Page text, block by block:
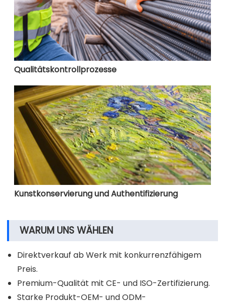
Qualitätskontrollprozesse
Kunstkonservierung und Authentifizierung
WARUM UNS WÄHLEN
Direktverkauf ab Werk mit konkurrenzfähigem
Preis.
Premium-Qualität mit CE- und ISO-Zertifizierung.
Starke Produkt-OEM- und ODM-